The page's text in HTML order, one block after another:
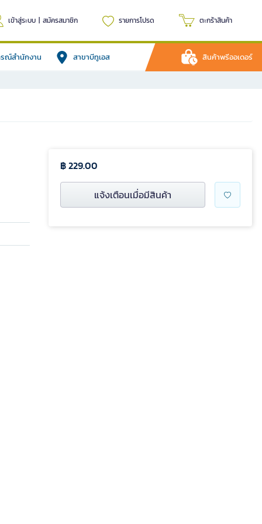
เข้าสู่ระบบ | สมัครสมาชิก รายการโปรด ตะกร้าสินค้า
รณ์สำนักงาน สาขาบีทูเอส สินค้าพรีออเดอร์
฿ 229.00
แจ้งเตือนเมื่อมีสินค้า